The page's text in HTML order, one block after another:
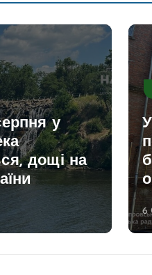
сотні
6